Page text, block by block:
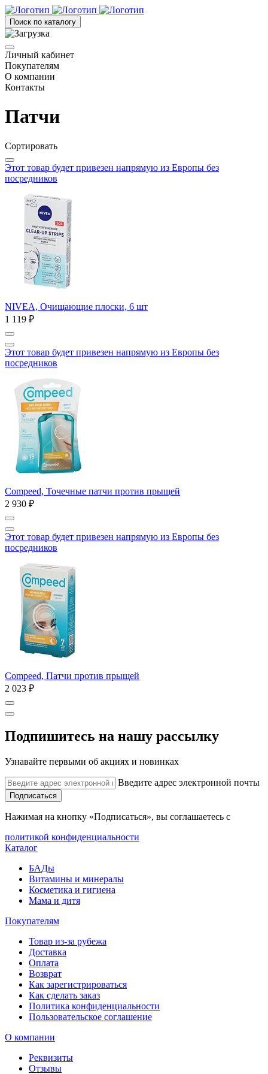
Поиск по каталогу
Личный кабинет
Покупателям
О компании
Контакты
Патчи
Сортировать
Этот товар будет привезен напрямую из Европы без
посредников
NIVEA, Очищающие плоски, 6 шт
1 119 ₽
Этот товар будет привезен напрямую из Европы без
посредников
Compeed, Точечные патчи против прыщей
2 930 ₽
Этот товар будет привезен напрямую из Европы без
посредников
Compeed, Патчи против прыщей
2 023 ₽
Подпишитесь на нашу рассылку
Узнавайте первыми об акциях и новинках
Введите адрес электронной почты
Подписаться
Нажимая на кнопку «Подписаться», вы соглашаетесь с
политикой конфиденциальности
Каталог
БАДы
Витамины и минералы
Косметика и гигиена
Мама и дитя
Покупателям
Товар из-за рубежа
Доставка
Оплата
Возврат
Как зарегистрироваться
Как сделать заказ
Политика конфиденциальности
Пользовательское соглашение
О компании
Реквизиты
Отзывы